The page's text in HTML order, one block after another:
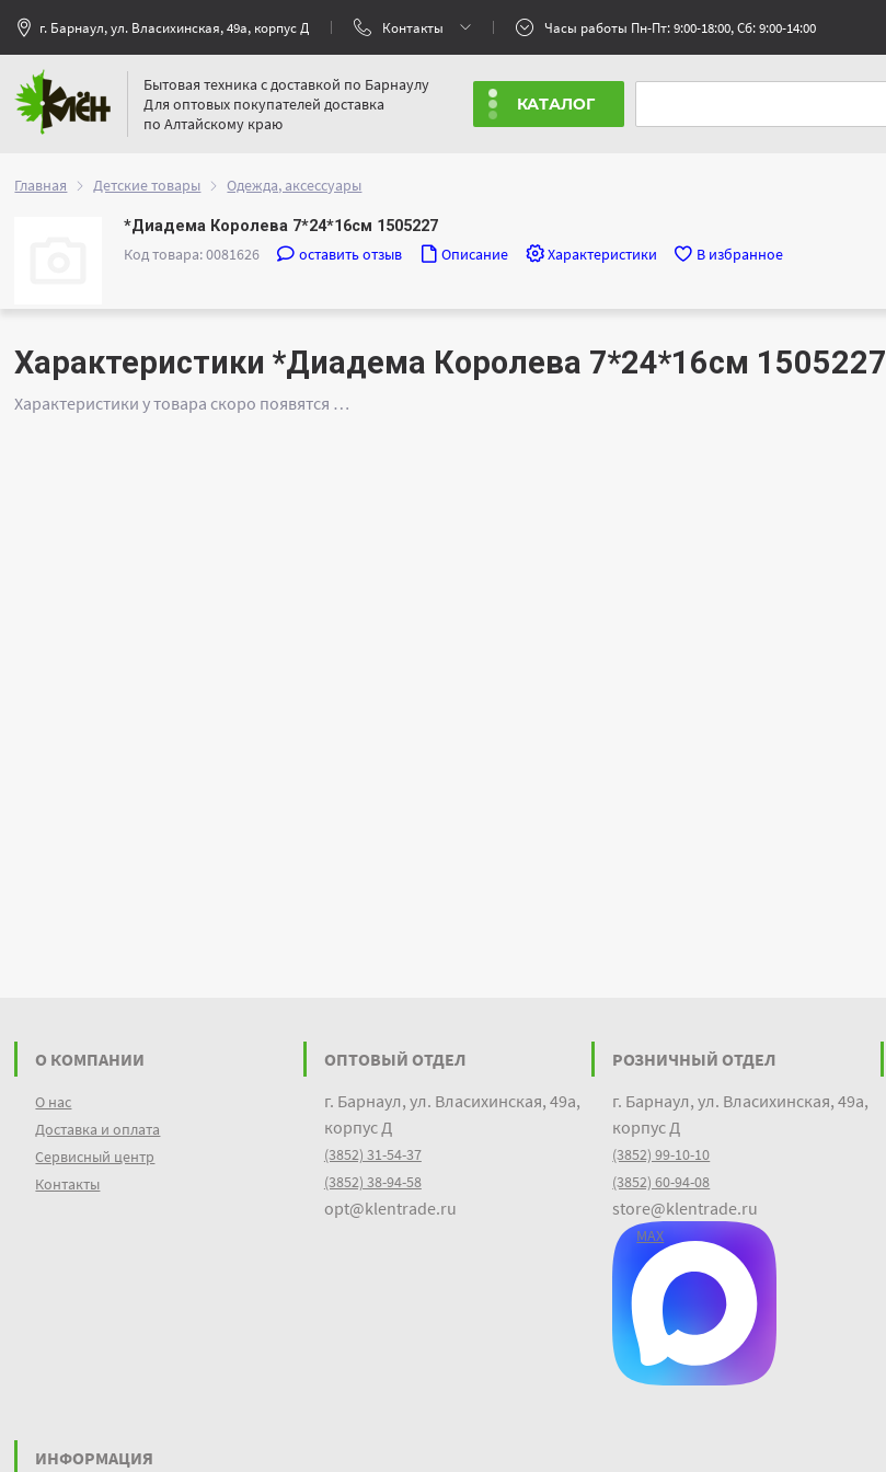
г. Барнаул, ул. Власихинская, 49а, корпус Д Контакты Часы работы Пн-Пт: 9:00-18:00, Сб: 9:00-14:00
Бытовая техника с доставкой по Барнаулу
Для оптовых покупателей доставка
по Алтайскому краю
КАТАЛОГ
Главная Детские товары Одежда, аксессуары
*Диадема Королева 7*24*16см 1505227
Код товара: 0081626 оставить отзыв Описание Характеристики В избранное
Характеристики *Диадема Королева 7*24*16см 1505227
Характеристики у товара скоро появятся …
О КОМПАНИИ
О нас
Доставка и оплата
Сервисный центр
Контакты
ОПТОВЫЙ ОТДЕЛ
г. Барнаул, ул. Власихинская, 49а,
корпус Д
(3852) 31-54-37
(3852) 38-94-58
opt@klentrade.ru
РОЗНИЧНЫЙ ОТДЕЛ
г. Барнаул, ул. Власихинская, 49а,
корпус Д
(3852) 99-10-10
(3852) 60-94-08
store@klentrade.ru
MAX
ИНФОРМАЦИЯ